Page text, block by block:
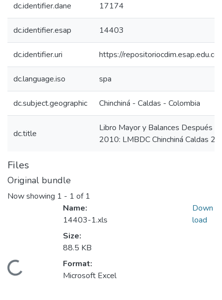
dc.identifier.dane 17174
dc.identifier.esap 14403
dc.identifier.uri https://
dc.language.iso spa
dc.subject.geographic Chinchiná - Caldas - Colombia
dc.title
Libro Mayor y Balances Después
2010: LMBDC Chinchiná Caldas
Files
Original bundle
Now showing 1 - 1 of 1
Loading...
Name:
14403-1.xls
Size:
88.5 KB
Format:
Microsoft Excel
Down
load